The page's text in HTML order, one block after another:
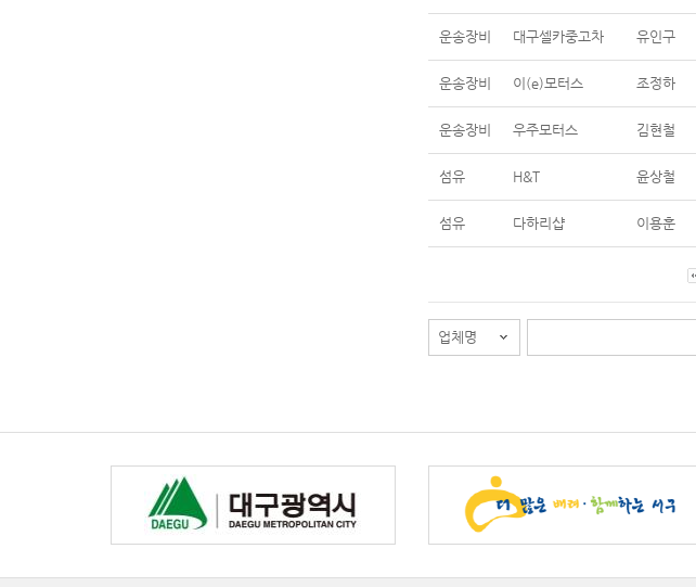
운송장비 대구셀카중고차 유인구
운송장비 이(e)모터스 조정하
운송장비 우주모터스 김현철
섬유 H&T 윤상철
섬유 다하리샵 이용훈